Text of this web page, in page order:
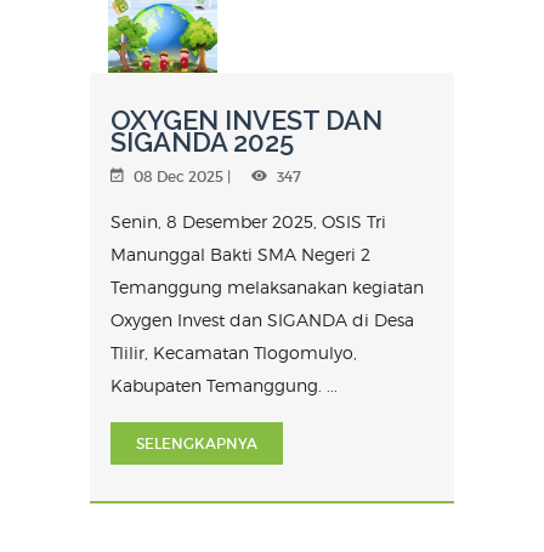
OXYGEN INVEST DAN
SIGANDA 2025
08 Dec 2025 | 347
Senin, 8 Desember 2025, OSIS Tri
Manunggal Bakti SMA Negeri 2
Temanggung melaksanakan kegiatan
Oxygen Invest dan SIGANDA di Desa
Tlilir, Kecamatan Tlogomulyo,
Kabupaten Temanggung. ...
SELENGKAPNYA